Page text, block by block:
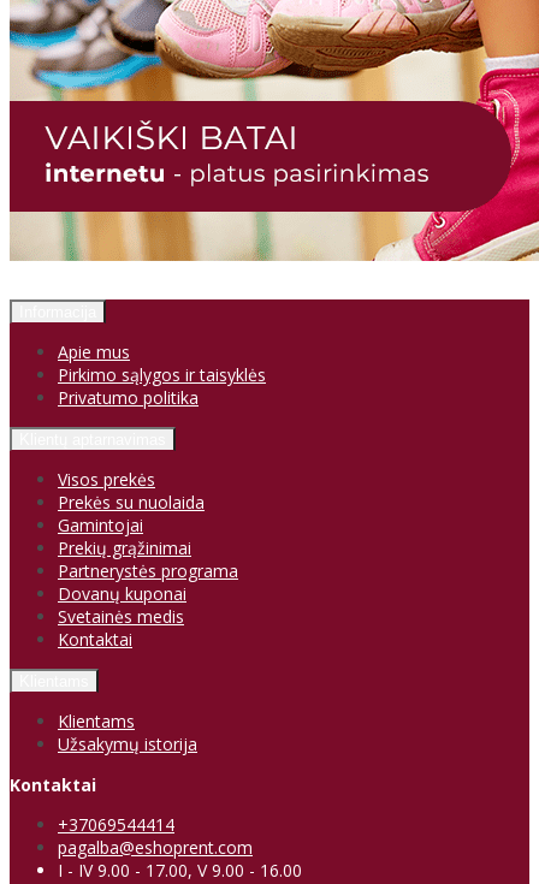
Apie mus
Pirkimo sąlygos ir taisyklės
Privatumo politika
Visos prekės
Prekės su nuolaida
Gamintojai
Prekių grąžinimai
Partnerystės programa
Dovanų kuponai
Svetainės medis
Kontaktai
Klientams
Užsakymų istorija
Kontaktai
+37069544414
pagalba@eshoprent.com
I - IV 9.00 - 17.00, V 9.00 - 16.00